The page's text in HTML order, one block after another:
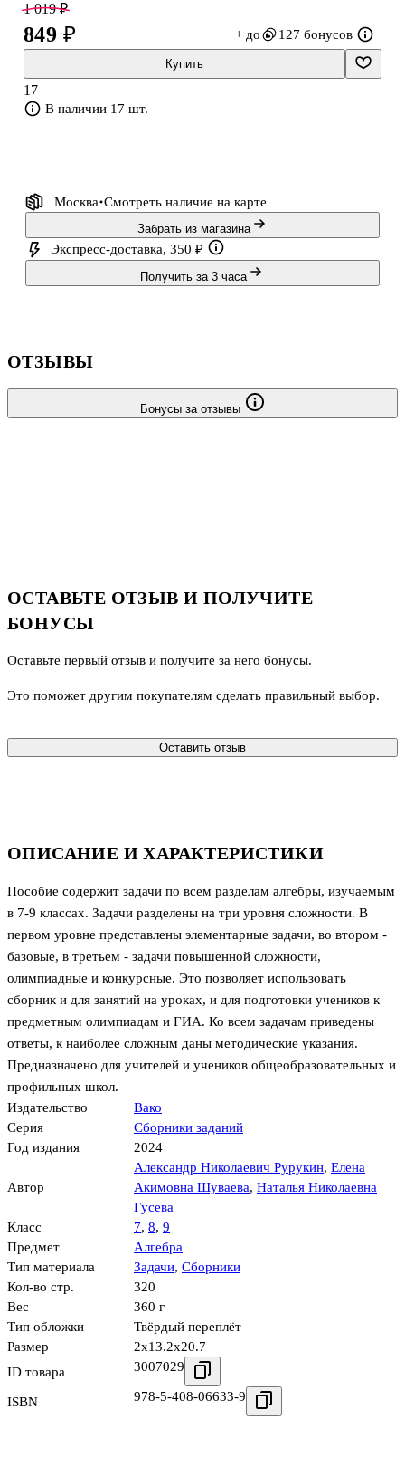
Предназначено для учителей и учеников общеобразовательных и
профильных школ.
1 019 ₽
849 ₽ + до 127 бонусов
Купить
17
В наличии 17 шт.
Москва Смотреть наличие на карте
Забрать из магазина
Экспресс-доставка, 350 ₽
Получить за 3 часа
ОПИСАНИЕ И ХАРАКТЕРИСТИКИ
Пособие содержит задачи по всем разделам алгебры, изучаемым
в 7-9 классах. Задачи разделены на три уровня сложности. В
первом уровне представлены элементарные задачи, во втором -
базовые, в третьем - задачи повышенной сложности,
олимпиадные и конкурсные. Это позволяет использовать
сборник и для занятий на уроках, и для подготовки учеников к
предметным олимпиадам и ГИА. Ко всем задачам приведены
ответы, к наиболее сложным даны методические указания.
Предназначено для учителей и учеников общеобразовательных и
профильных школ.
Издательство
Вако
Серия
Сборники заданий
Год издания
2024
Автор
Александр Николаевич Рурукин, Елена
Акимовна Шуваева, Наталья Николаевна
Гусева
Класс
7, 8, 9
Предмет
Алгебра
Тип материала
Задачи, Сборники
Кол-во стр.
320
Вес
360 г
Тип обложки
Твёрдый переплёт
Размер
2x13.2x20.7
ID товара
3007029
ISBN 978-5-408-06633-9
ОТЗЫВЫ
Бонусы за отзывы
ОСТАВЬТЕ ОТЗЫВ И ПОЛУЧИТЕ
БОНУСЫ
Оставьте первый отзыв и получите за него бонусы.
Это поможет другим покупателям сделать правильный выбор.
Оставить отзыв